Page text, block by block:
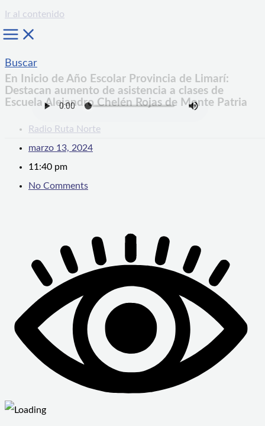
Ir al contenido
Buscar
En Inicio de Año Escolar Provincia de Limarí:
Destacan aumento de asistencia a clases de
Escuela Alejandro Chelén Rojas de Monte Patria
Radio Ruta Norte
marzo 13, 2024
11:40 pm
No Comments